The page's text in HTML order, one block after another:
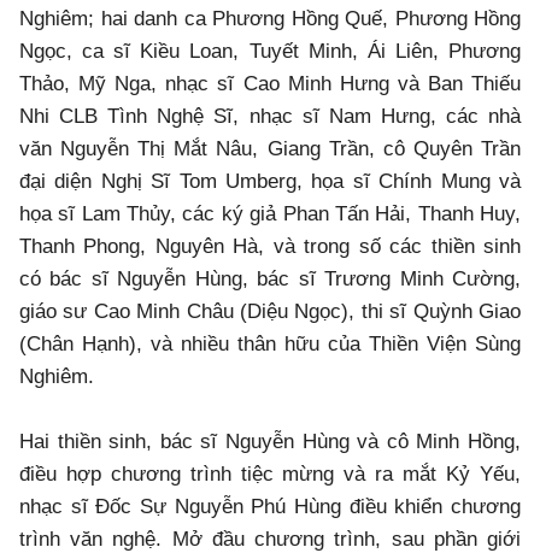
Nghiêm; hai danh ca Phương Hồng Quế, Phương Hồng
Ngọc, ca sĩ Kiều Loan, Tuyết Minh, Ái Liên, Phương
Thảo, Mỹ Nga, nhạc sĩ Cao Minh Hưng và Ban Thiếu
Nhi CLB Tình Nghệ Sĩ, nhạc sĩ Nam Hưng, các nhà
văn Nguyễn Thị Mắt Nâu, Giang Trần, cô Quyên Trần
đại diện Nghị Sĩ Tom Umberg, họa sĩ Chính Mung và
họa sĩ Lam Thủy, các ký giả Phan Tấn Hải, Thanh Huy,
Thanh Phong, Nguyên Hà, và trong số các thiền sinh
có bác sĩ Nguyễn Hùng, bác sĩ Trương Minh Cường,
giáo sư Cao Minh Châu (Diệu Ngọc), thi sĩ Quỳnh Giao
(Chân Hạnh), và nhiều thân hữu của Thiền Viện Sùng
Nghiêm.
Hai thiền sinh, bác sĩ Nguyễn Hùng và cô Minh Hồng,
điều hợp chương trình tiệc mừng và ra mắt Kỷ Yếu,
nhạc sĩ Đốc Sự Nguyễn Phú Hùng điều khiển chương
trình văn nghệ. Mở đầu chương trình, sau phần giới